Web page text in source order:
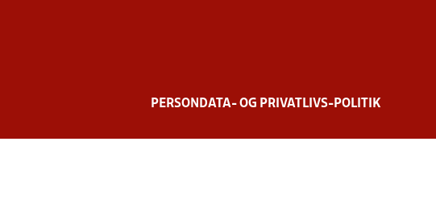
PERSONDATA- OG PRIVATLIVS-POLITIK